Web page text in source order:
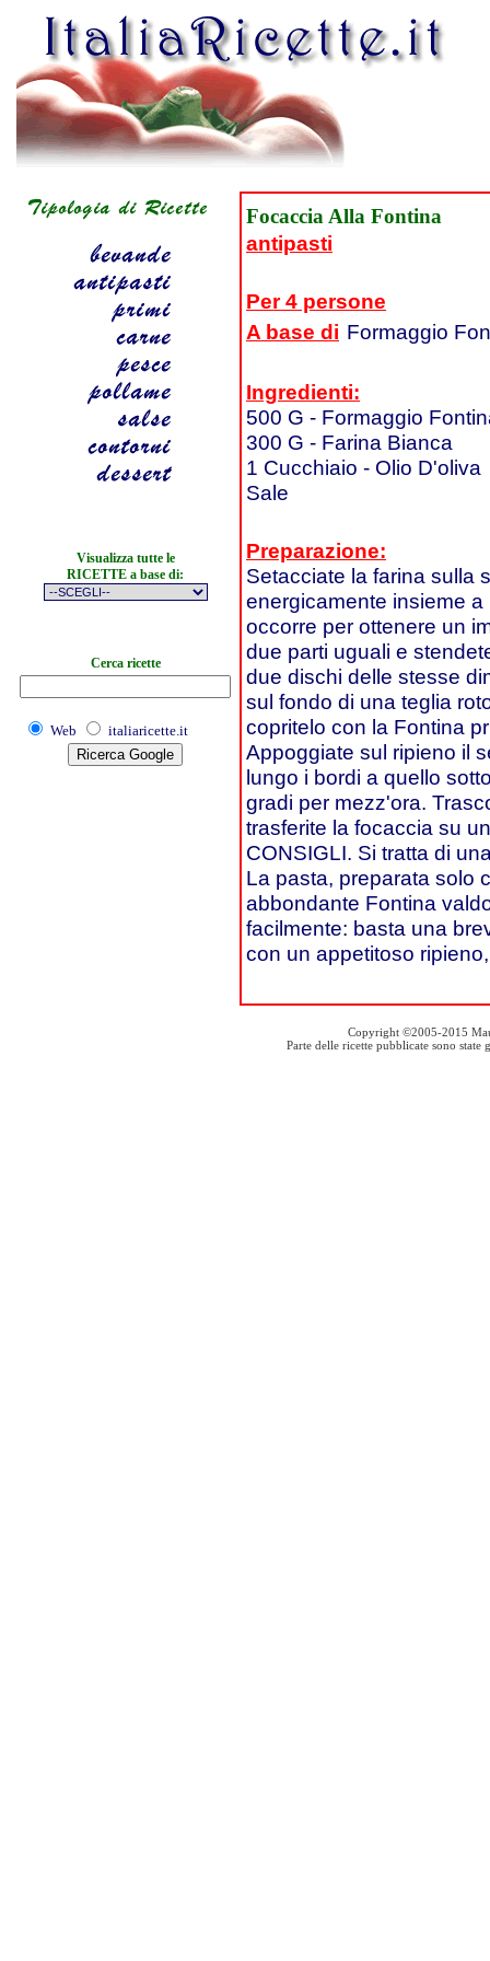
Visualizza tutte le
RICETTE a base di:
Cerca ricette
Web italiaricette.it
Focaccia Alla Fontina
antipasti
Per 4 persone
A base di Formaggio
Ingredienti:
500 G - Formaggio
300 G - Farina Bianca
1 Cucchiaio - Olio D'oliva
Sale
Preparazione:
Setacciate la farina sulla
energicamente insieme
occorre per ottenere un
due parti uguali e
due dischi delle stesse
sul fondo di una teglia
copritelo con la Fontina
Appoggiate sul ripieno il
lungo i bordi a quello
gradi per mezz'ora.
trasferite la focaccia su
CONSIGLI. Si tratta di
La pasta, preparata solo
abbondante Fontina
facilmente: basta una
con un appetitoso
Copyright ©2005-2015
Parte delle ricette pubblicate sono state